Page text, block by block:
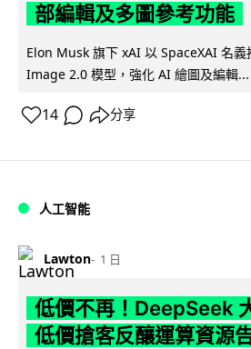
部編輯及多圖參考功能
Elon Musk 旗下 xAI 以 SpaceXAI 名
Image 2.0 模型，強化 AI 繪圖及編輯...
14 分享
人工智能
Lawton 1 日
低價不再！DeepSeek
低價搶客反釀運算資源